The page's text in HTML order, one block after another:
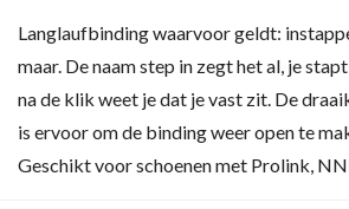
Langlaufbinding waarvoor geldt:
maar. De naam step in zegt het al, je
na de klik weet je dat je vast zit. De
is ervoor om de binding weer open te
Geschikt voor schoenen met Prolink,